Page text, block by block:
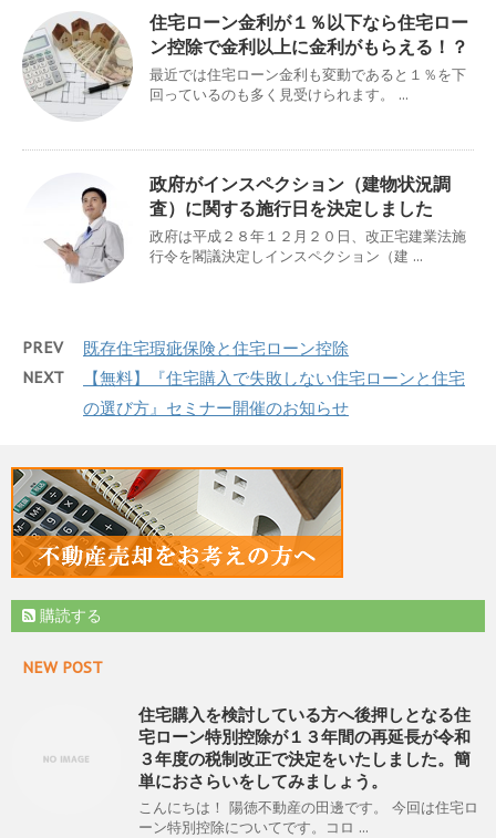
住宅ローン金利が１％以下なら住宅ロー
ン控除で金利以上に金利がもらえる！？
最近では住宅ローン金利も変動であると１％を下
回っているのも多く見受けられます。 ...
政府がインスペクション（建物状況調
査）に関する施行日を決定しました
政府は平成２８年１２月２０日、改正宅建業法施
行令を閣議決定しインスペクション（建 ...
PREV 既存住宅瑕疵保険と住宅ローン控除
NEXT
【無料】『住宅購入で失敗しない住宅ローンと住宅
の選び方』セミナー開催のお知らせ
購読する
NEW POST
住宅購入を検討している方へ後押しとなる住
宅ローン特別控除が１３年間の再延長が令和
３年度の税制改正で決定をいたしました。簡
単におさらいをしてみましょう。
こんにちは！ 陽徳不動産の田邊です。 今回は住宅ロ
ーン特別控除についてです。コロ ...